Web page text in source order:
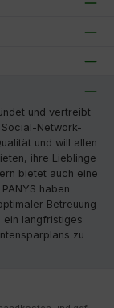
und vertreibt
Network-
und will allen
ihre Lieblinge
bietet auch eine
haben
Betreuung
ein langfristiges
zu